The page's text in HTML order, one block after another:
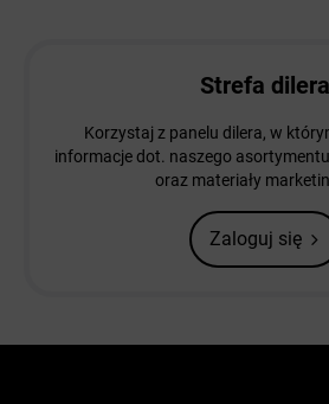
Strefa dilera
Korzystaj z panelu dilera, w
informacje dot. naszego
oraz materiały
Zaloguj się